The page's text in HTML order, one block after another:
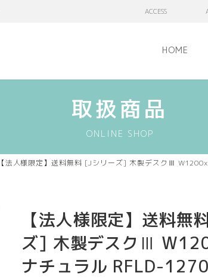
ACCESS
HOME
取扱商品
ONLINE SHOP
【法人様限定】送料無料 [Jシリーズ] 木製デスクⅢ
【法人様限定】送料無
ズ] 木製デスクⅢ
ナチュラル RFLD-